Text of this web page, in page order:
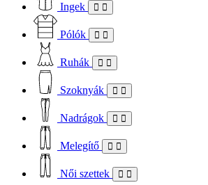
Ingek
Pólók
Ruhák
Szoknyák
Nadrágok
Melegítő
Női szettek